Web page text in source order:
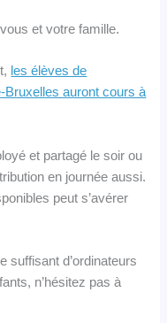
et votre famille.
les élèves de
Bruxelles auront cours à
et partagé le soir ou
en journée aussi.
peut s’avérer
suffisant d’ordinateurs
n’hésitez pas à